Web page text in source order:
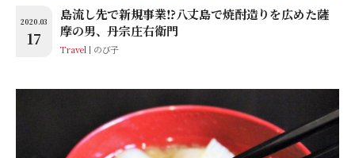
2020.03
17
島流し先で新規事業⁉︎八丈島で焼酎造りを広めた薩
摩の男、丹宗庄右衛門
Travel のび子